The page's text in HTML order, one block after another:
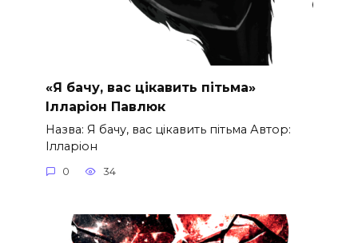
«Я бачу, вас цікавить пітьма»
Ілларіон Павлюк
Назва: Я бачу, вас цікавить пітьма Автор:
Ілларіон
0 34